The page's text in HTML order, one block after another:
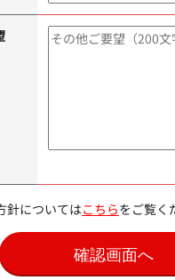
針についてはこちらをご覧く